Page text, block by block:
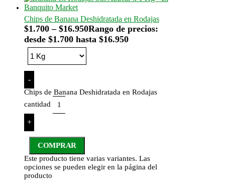
Chips de Banana Deshidratada en Rodajas
$1.700 – $16.950Rango de precios:
desde $1.700 hasta $16.950
-
Chips de Banana Deshidratada en Rodajas
cantidad
+
COMPRAR
Este producto tiene varias variantes. Las
opciones se pueden elegir en la página del
producto